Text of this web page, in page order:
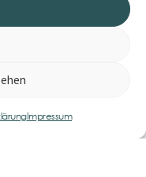
Impressum